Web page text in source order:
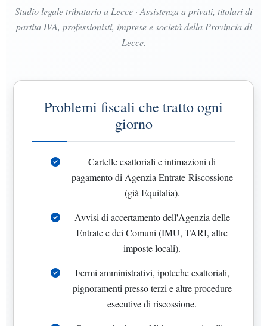
Studio legale tributario a Lecce · Assistenza a privati, titolari di
partita IVA, professionisti, imprese e società della Provincia di
Lecce.
Problemi fiscali che tratto ogni
giorno
Cartelle esattoriali e intimazioni di
pagamento di Agenzia Entrate-Riscossione
(già Equitalia).
Avvisi di accertamento dell'Agenzia delle
Entrate e dei Comuni (IMU, TARI, altre
imposte locali).
Fermi amministrativi, ipoteche esattoriali,
pignoramenti presso terzi e altre procedure
esecutive di riscossione.